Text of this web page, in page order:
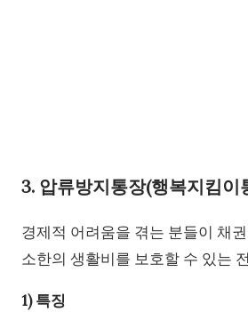
3. 압류방지통장(행복지킴이
경제적 어려움을 겪는 분들이 채
소한의 생활비를 보호할 수 있는
1) 특징